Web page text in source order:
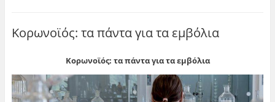
Κορωνοϊός: τα πάντα για τα εμβόλια
Κορωνοϊός: τα πάντα για τα εμβόλια